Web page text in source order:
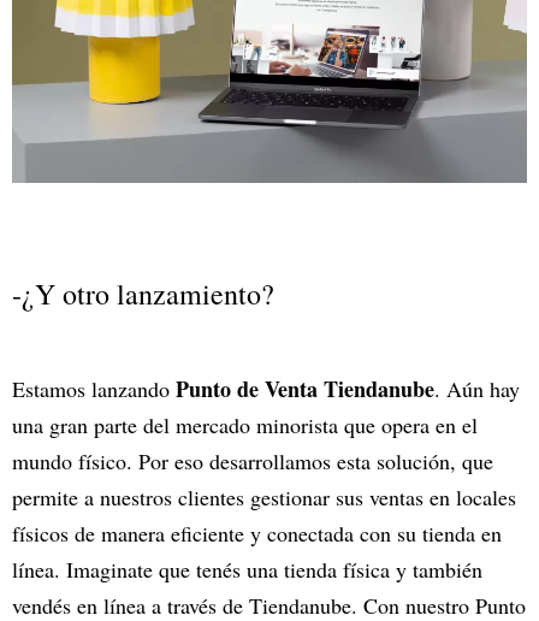
-¿Y otro lanzamiento?
Estamos lanzando Punto de Venta Tiendanube. Aún hay
una gran parte del mercado minorista que opera en el
mundo físico. Por eso desarrollamos esta solución, que
permite a nuestros clientes gestionar sus ventas en locales
físicos de manera eficiente y conectada con su tienda en
línea. Imaginate que tenés una tienda física y también
vendés en línea a través de Tiendanube. Con nuestro Punto